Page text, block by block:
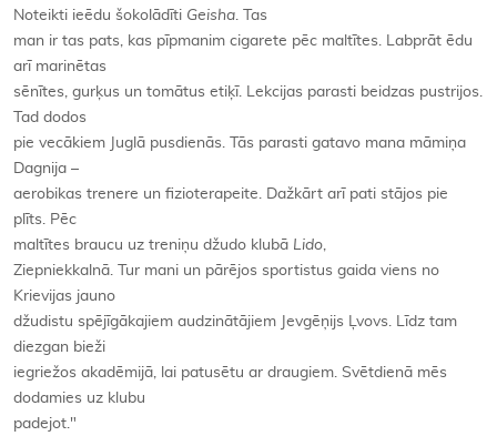
Noteikti ieēdu šokolādīti Geisha. Tas
man ir tas pats, kas pīpmanim cigarete pēc maltītes. Labprāt ēdu
arī marinētas
sēnītes, gurķus un tomātus etiķī. Lekcijas parasti beidzas pustrijos.
Tad dodos
pie vecākiem Juglā pusdienās. Tās parasti gatavo mana māmiņa
Dagnija –
aerobikas trenere un fizioterapeite. Dažkārt arī pati stājos pie
plīts. Pēc
maltītes braucu uz treniņu džudo klubā Lido,
Ziepniekkalnā. Tur mani un pārējos sportistus gaida viens no
Krievijas jauno
džudistu spējīgākajiem audzinātājiem Jevgēņijs Ļvovs. Līdz tam
diezgan bieži
iegriežos akadēmijā, lai patusētu ar draugiem. Svētdienā mēs
dodamies uz klubu
padejot."